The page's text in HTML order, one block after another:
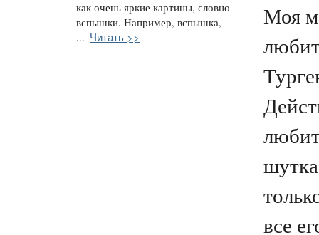
как очень яркие картины, словно
вспышки. Например, вспышка,
... Читать >>
Моя
все